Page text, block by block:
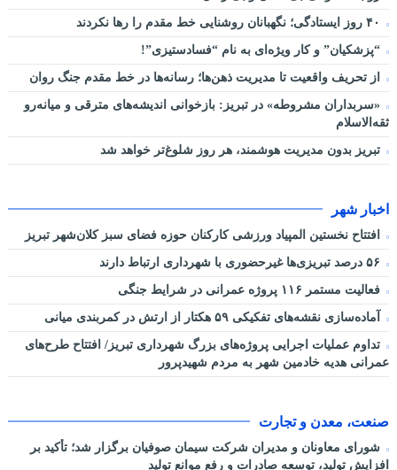
“پزشکیان” و کار ویژه‌ای به نام “فسادستیزی”!
از تحریف واقعیت تا مدیریت ذهن‌ها؛ رسانه‌ها در خط مقدم جنگ روان
«سربداران مشروطه» در تبریز: بازخوانی اندیشه‌های مترقی و میانه‌رو
ثقه‌الاسلام
تبریز بدون مدیریت هوشمند، هر روز شلوغ‌تر خواهد شد
اخبار شهر
افتتاح نخستین المپیاد ورزشی کارکنان حوزه فضای سبز کلان‌شهر تبریز
فعالیت مستمر ۱۱۶ پروژه عمرانی در شرایط جنگی
آماده‌سازی نقشه‌های تفکیکی ۵۹ هکتار از ارتش در کمربندی میانی
تداوم عملیات اجرایی پروژه‌های بزرگ شهرداری تبریز/ افتتاح طرح‌های
عمرانی هدیه خادمین شهر به مردم شهیدپرور
صنعت، معدن و تجارت
شورای معاونان و مدیران شرکت سیمان صوفیان برگزار شد؛ تأکید بر
افزایش تولید، توسعه صادرات و رفع موانع تولید